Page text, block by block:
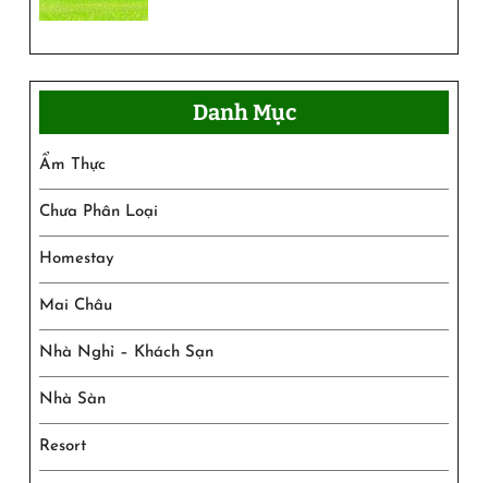
Danh Mục
Ẩm Thực
Chưa Phân Loại
Homestay
Mai Châu
Nhà Nghỉ – Khách Sạn
Nhà Sàn
Resort